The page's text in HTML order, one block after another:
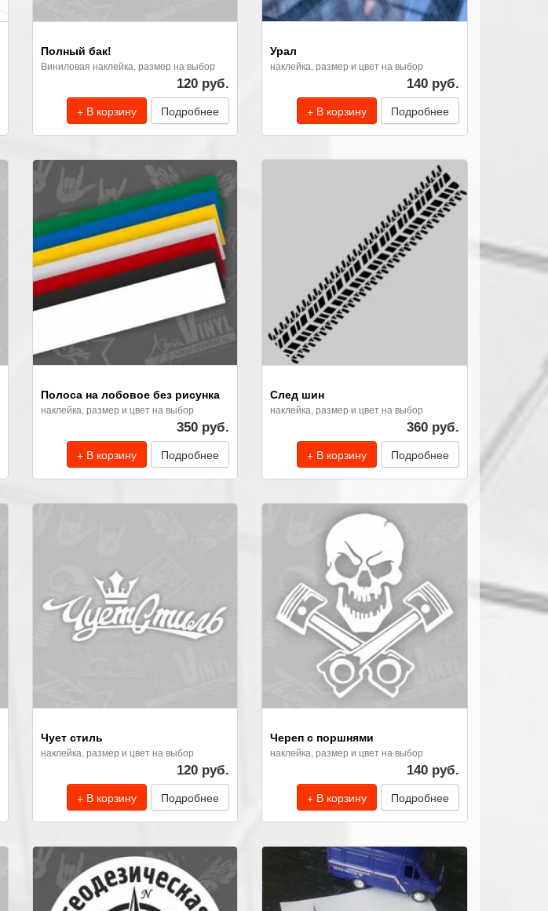
Полный бак!
Виниловая наклейка, размер на выбор
120 руб.
+ В корзину Подробнее
Урал
наклейка, размер и цвет на выбор
140 руб.
+ В корзину Подробнее
Полоса на лобовое без рисунка
наклейка, размер и цвет на выбор
350 руб.
+ В корзину Подробнее
След шин
наклейка, размер и цвет на выбор
360 руб.
+ В корзину Подробнее
Чует стиль
наклейка, размер и цвет на выбор
120 руб.
+ В корзину Подробнее
Череп с поршнями
наклейка, размер и цвет на выбор
140 руб.
+ В корзину Подробнее